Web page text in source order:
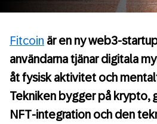
Fitcoin är en ny web3-
användarna tjänar digitala
åt fysisk aktivitet och
Tekniken bygger på krypto,
NFT-integration och den